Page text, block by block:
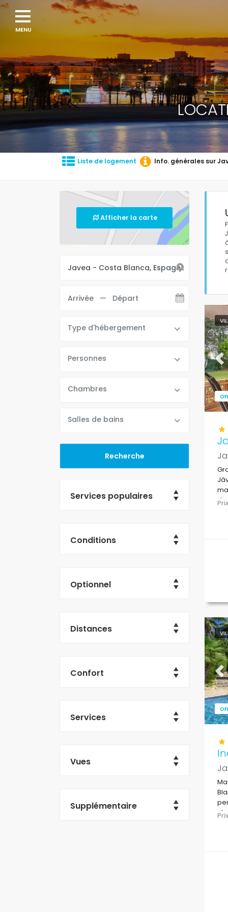
Liste de logement Info. générales sur
Afficher la carte
Type d'hébergement
Personnes
Chambres
Salles de bains
Services populaires
Conditions
Optionnel
Distances
Confort
Services
Vues
Supplémentaire
de